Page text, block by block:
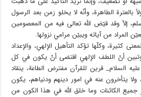
بالعترة الطاهرة، وأنّه لا يخلو زمن بعد الرسول
إلاّ وقد قيّض الله تعالى فيه من المعصومين
المراد من آياته ويبيّن مرامي نزولها.
كثيرة، وكلّها تؤكد التأهيل الإلهي، والإعداد
أنّ اللطف الإلهي اقتضى أنْ يكون في كل
السلام_ قرين للقرآن مفترض الطاعة، ينقاد
ولا يتأخرون عنه في امور دينهم ودنياهم، يكون
جميع الكائنات وما خلق الله في هذا الكون من